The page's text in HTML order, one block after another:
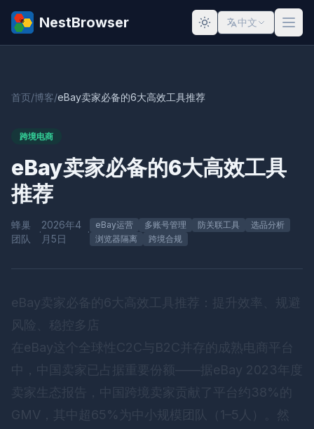
NestBrowser 中文
首页/博客/eBay卖家必备的6大高效工具推荐
跨境电商
eBay卖家必备的6大高效工具
推荐
蜂巢
团队
·
2026年4
月5日
·
eBay运营 多账号管理 防关联工具
选品分析
浏览器隔离
跨境合规
eBay卖家必备的6大高效工具推荐：提升效率、规避
风险、稳控多店
在eBay这个全球性C2C与B2C并存的成熟电商平台
中，中国卖家已占据重要份额——据eBay 2023年度
卖家生态报告，中国跨境卖家贡献了平台约38%的
GMV，其中超65%为中小规模团队（1–5人）。然